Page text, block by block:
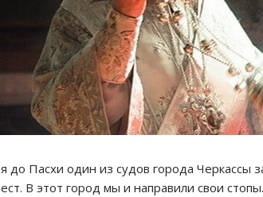
до Пасхи один из судов города Черкассы
В этот город мы и направили свои стопы.